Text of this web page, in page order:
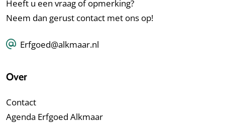
Heeft u een vraag of opmerking?
Neem dan gerust contact met ons op!
Erfgoed@alkmaar.nl
Over
Contact
Agenda Erfgoed Alkmaar